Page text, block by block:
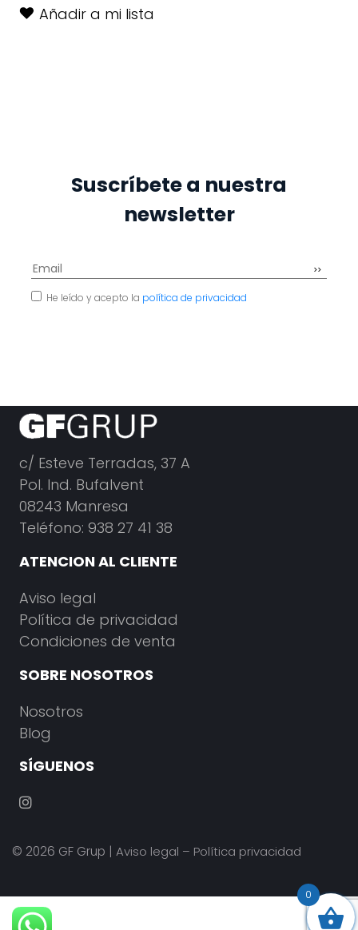
Añadir a mi lista
Suscríbete a nuestra
newsletter
He leído y acepto la política de privacidad
c/ Esteve Terradas, 37 A
Pol. Ind. Bufalvent
08243 Manresa
Teléfono: 938 27 41 38
ATENCION AL CLIENTE
Aviso legal
Política de privacidad
Condiciones de venta
SOBRE NOSOTROS
Nosotros
Blog
SÍGUENOS
© 2026 GF Grup | Aviso legal – Política privacidad
0